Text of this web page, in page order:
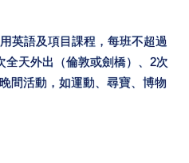
英語及項目課程，每班不超過
全天外出（倫敦或劍橋）、2次
間活動，如運動、尋寶、博物